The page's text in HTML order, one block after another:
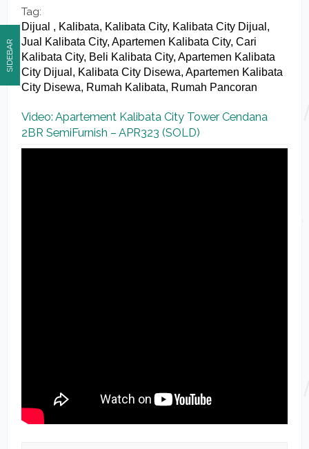
Tag:
Dijual , Kalibata, Kalibata City, Kalibata City Dijual,
Jual Kalibata City, Apartemen Kalibata City, Cari
Kalibata City, Beli Kalibata City, Apartemen Kalibata
City Dijual, Kalibata City Disewa, Apartemen Kalibata
City Disewa, Rumah Kalibata, Rumah Pancoran
Video: Apartement Kalibata City Tower Cendana
2BR SemiFurnish – APR323 (SOLD)
SIDEBAR